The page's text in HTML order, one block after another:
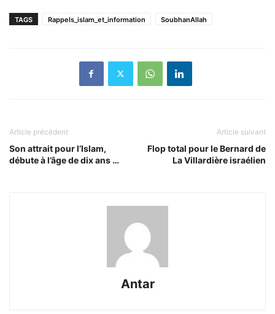
TAGS Rappels_islam_et_information SoubhanAllah
Article précédent
Son attrait pour l’Islam,
débute à l’âge de dix ans …
Article suivant
Flop total pour le Bernard de
La Villardière israélien
Antar